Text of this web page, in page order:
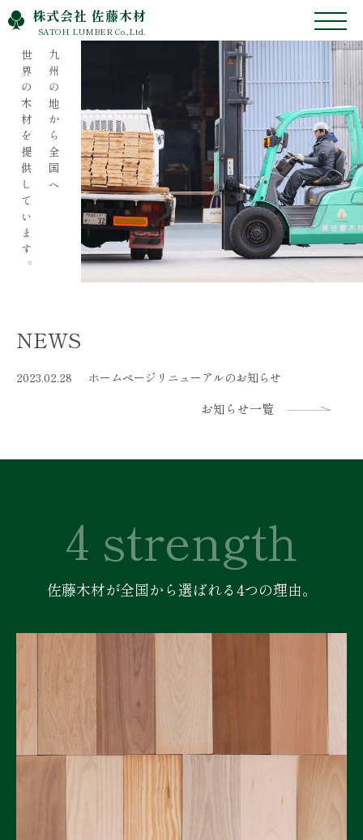
株式会社 佐藤木材
SATOH LUMBER Co.,Ltd.
九州の地から全国へ
世界の木材を提供しています。
NEWS
2023.02.28 ホームページリニューアルのお知らせ
お知らせ一覧
4 strength
佐藤木材が全国から選ばれる4つの理由。